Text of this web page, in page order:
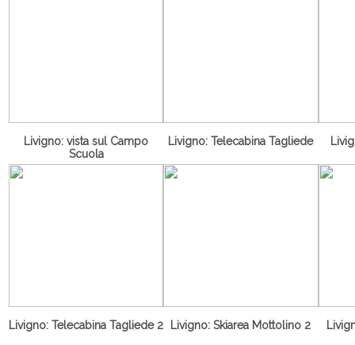
Livigno: vista sul Campo
Scuola
Livigno: Telecabina Tagliede
Livigno: Telecabina Tagliede 2 Livigno: Skiarea Mottolino 2